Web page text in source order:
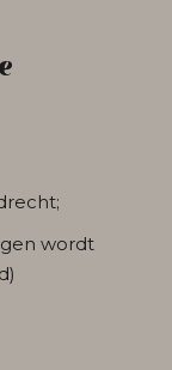
wordt